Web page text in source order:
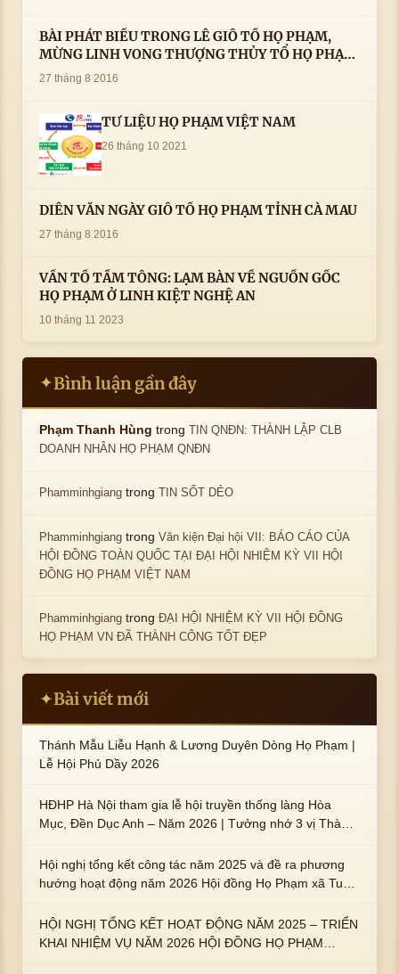
BÀI PHÁT BIỂU TRONG LÊ GIỖ TỔ HỌ PHẠM,
MỪNG LINH VONG THƯỢNG THỦY TỔ HỌ PHẠM
AN VỊ TAI CÀ MAU- ( 22/8/2016) CỦA LS.TS.NV.
27 tháng 8 2016
TƯ LIỆU HỌ PHẠM VIỆT NAM
26 tháng 10 2021
DIỄN VĂN NGÀY GIỖ TỔ HỌ PHẠM TỈNH CÀ MAU
27 tháng 8 2016
VẤN TỔ TẦM TÔNG: LẠM BÀN VỀ NGUỒN GỐC
HỌ PHẠM Ở LINH KIỆT NGHỆ AN
10 tháng 11 2023
✦Bình luận gần đây
Phạm Thanh Hùng trongTIN QNĐN: THÀNH LẬP CLB
DOANH NHÂN HỌ PHẠM QNĐN
Phamminhgiang trongTIN SỐT DẺO
Phamminhgiang trongVăn kiện Đại hội VII: BÁO CÁO CỦA
HỘI ĐỒNG TOÀN QUỐC TẠI ĐẠI HỘI NHIỆM KỲ VII HỘI
ĐỒNG HỌ PHẠM VIỆT NAM
Phamminhgiang trongĐẠI HỘI NHIỆM KỲ VII HỘI ĐỒNG
HỌ PHẠM VN ĐÃ THÀNH CÔNG TỐT ĐẸP
✦Bài viết mới
Thánh Mẫu Liễu Hạnh & Lương Duyên Dòng Họ Phạm |
Lễ Hội Phủ Dầy 2026
HĐHP Hà Nội tham gia lễ hội truyền thống làng Hòa
Mục, Đền Dục Anh – Năm 2026 | Tưởng nhớ 3 vị Thành
trai : ngài Phạm Huy, Phạm Miện
Hội nghị tổng kết công tác năm 2025 và đề ra phương
hướng hoạt động năm 2026 Hội đồng Họ Phạm xã Tuy
HỘI NGHỊ TỔNG KẾT HOẠT ĐỘNG NĂM 2025 – TRIỂN
KHAI NHIỆM VỤ NĂM 2026 HỘI ĐỒNG HỌ PHẠM